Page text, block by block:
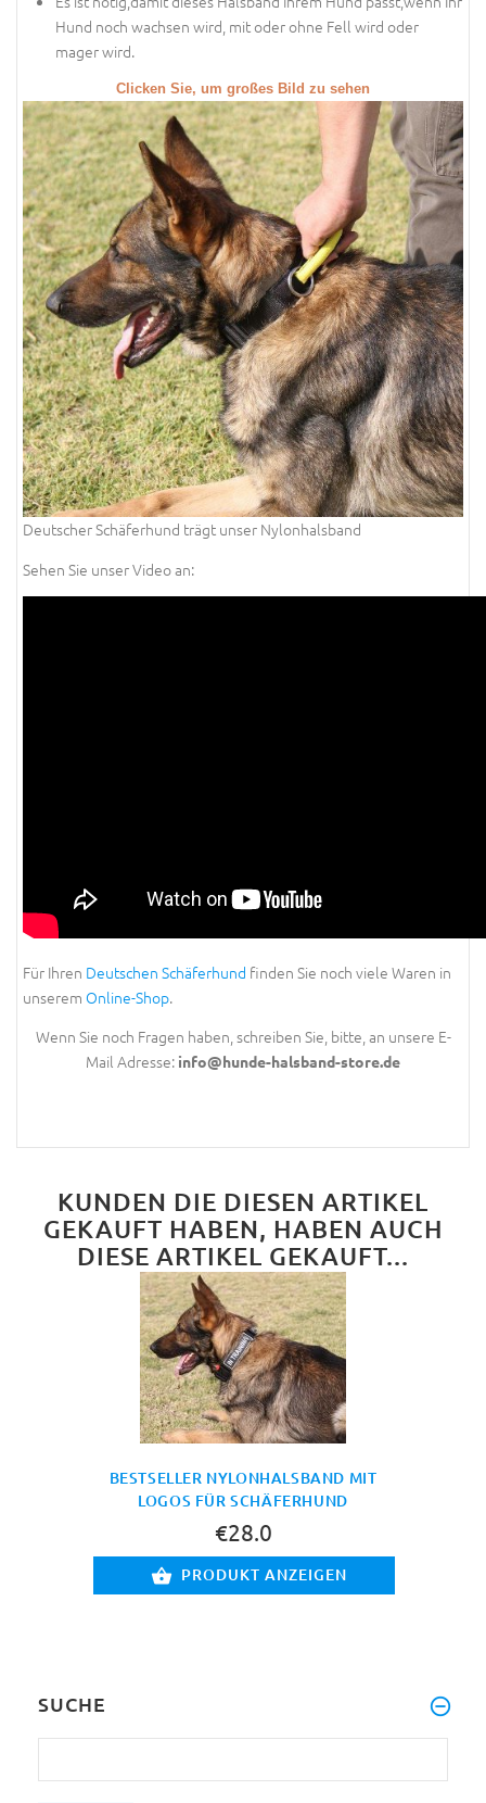
Hund noch wachsen wird, mit oder ohne Fell wird oder
mager wird.
Clicken Sie, um großes Bild zu sehen
Deutscher Schäferhund trägt unser Nylonhalsband
Sehen Sie unser Video an:
Für Ihren Deutschen Schäferhund finden Sie noch viele Waren in
unserem Online-Shop.
Wenn Sie noch Fragen haben, schreiben Sie, bitte, an unsere E-
Mail Adresse: info@hunde-halsband-store.de
KUNDEN DIE DIESEN ARTIKEL
GEKAUFT HABEN, HABEN AUCH
DIESE ARTIKEL GEKAUFT...
BESTSELLER NYLONHALSBAND MIT
LOGOS FÜR SCHÄFERHUND
€28.0
PRODUKT ANZEIGEN
SUCHE